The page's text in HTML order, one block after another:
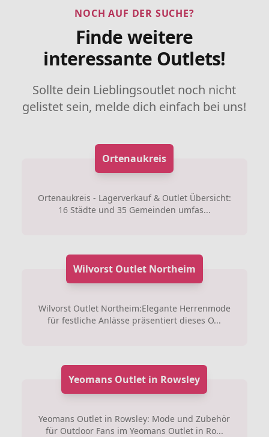
NOCH AUF DER SUCHE?
Finde weitere
interessante Outlets!
Sollte dein Lieblingsoutlet noch nicht
gelistet sein, melde dich einfach bei uns!
Ortenaukreis
Ortenaukreis - Lagerverkauf & Outlet Übersicht:
16 Städte und 35 Gemeinden umfas...
Wilvorst Outlet Northeim
Wilvorst Outlet Northeim:Elegante Herrenmode
für festliche Anlässe präsentiert dieses O...
Yeomans Outlet in Rowsley
Yeomans Outlet in Rowsley: Mode und Zubehör
für Outdoor Fans im Yeomans Outlet in Ro...